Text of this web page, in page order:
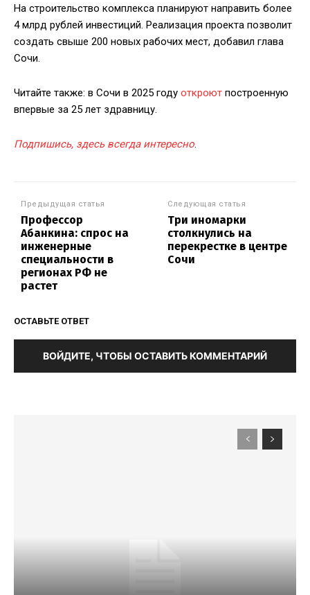
На строительство комплекса планируют направить более
4 млрд рублей инвестиций. Реализация проекта позволит
создать свыше 200 новых рабочих мест, добавил глава
Сочи.
Читайте также: в Сочи в 2025 году откроют построенную
впервые за 25 лет здравницу.
Подпишись, здесь всегда интересно.
Предыдущая статья
Профессор
Абанкина: спрос на
инженерные
специальности в
регионах РФ не
растет
Следующая статья
Три иномарки
столкнулись на
перекрестке в центре
Сочи
ОСТАВЬТЕ ОТВЕТ
ВОЙДИТЕ, ЧТОБЫ ОСТАВИТЬ КОММЕНТАРИЙ